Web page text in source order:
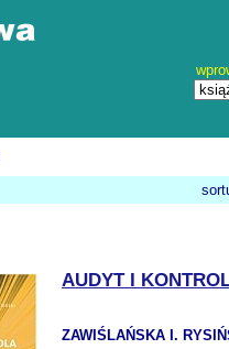
AUDYT I
ZAWIŚLAŃSKA I.